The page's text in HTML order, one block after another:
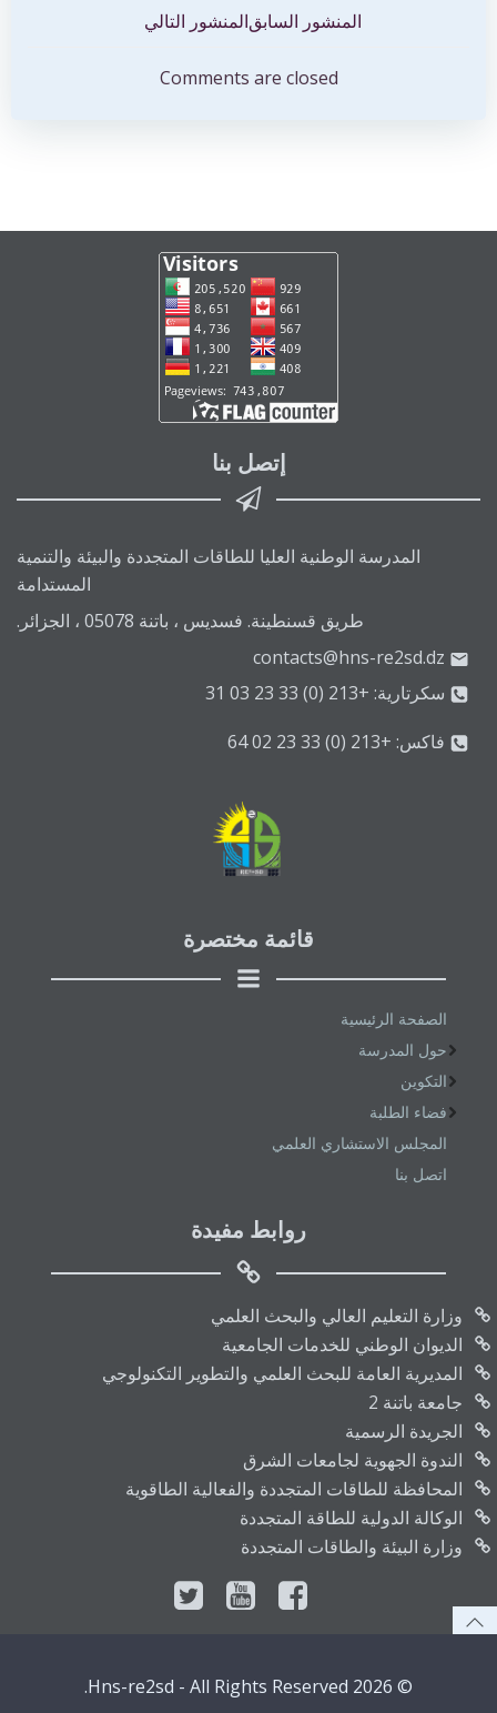
المقالات
المنشور السابقتصفّح
المقالات
المنشور التالي
Comments are closed
إتصل بنا
المدرسة الوطنية العليا للطاقات المتجددة والبيئة والتنمية
المستدامة
طريق قسنطينة. فسديس ، باتنة 05078 ، الجزائر.
contacts@hns-re2sd.dz
سكرتارية: +213 (0) 33 23 03 31
فاكس: +213 (0) 33 23 02 64
قائمة مختصرة
الصفحة الرئيسية
حول المدرسة
التكوين
فضاء الطلبة
المجلس الاستشاري العلمي
اتصل بنا
روابط مفيدة
وزارة التعليم العالي والبحث العلمي
الديوان الوطني للخدمات الجامعية
المديرية العامة للبحث العلمي والتطوير التكنولوجي
جامعة باتنة 2
الجريدة الرسمية
الندوة الجهوية لجامعات الشرق
المحافظة للطاقات المتجددة والفعالية الطاقوية
الوكالة الدولية للطاقة المتجددة
وزارة البيئة والطاقات المتجددة
© 2026 Hns-re2sd - All Rights Reserved.